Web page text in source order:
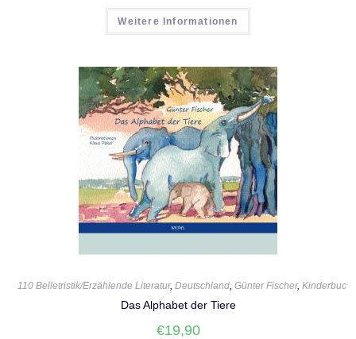
Weitere Informationen
110 Belletristik/Erzählende Literatur,Deutschland,Günter Fischer,Kinderbuch
Das Alphabet der Tiere
€19,90